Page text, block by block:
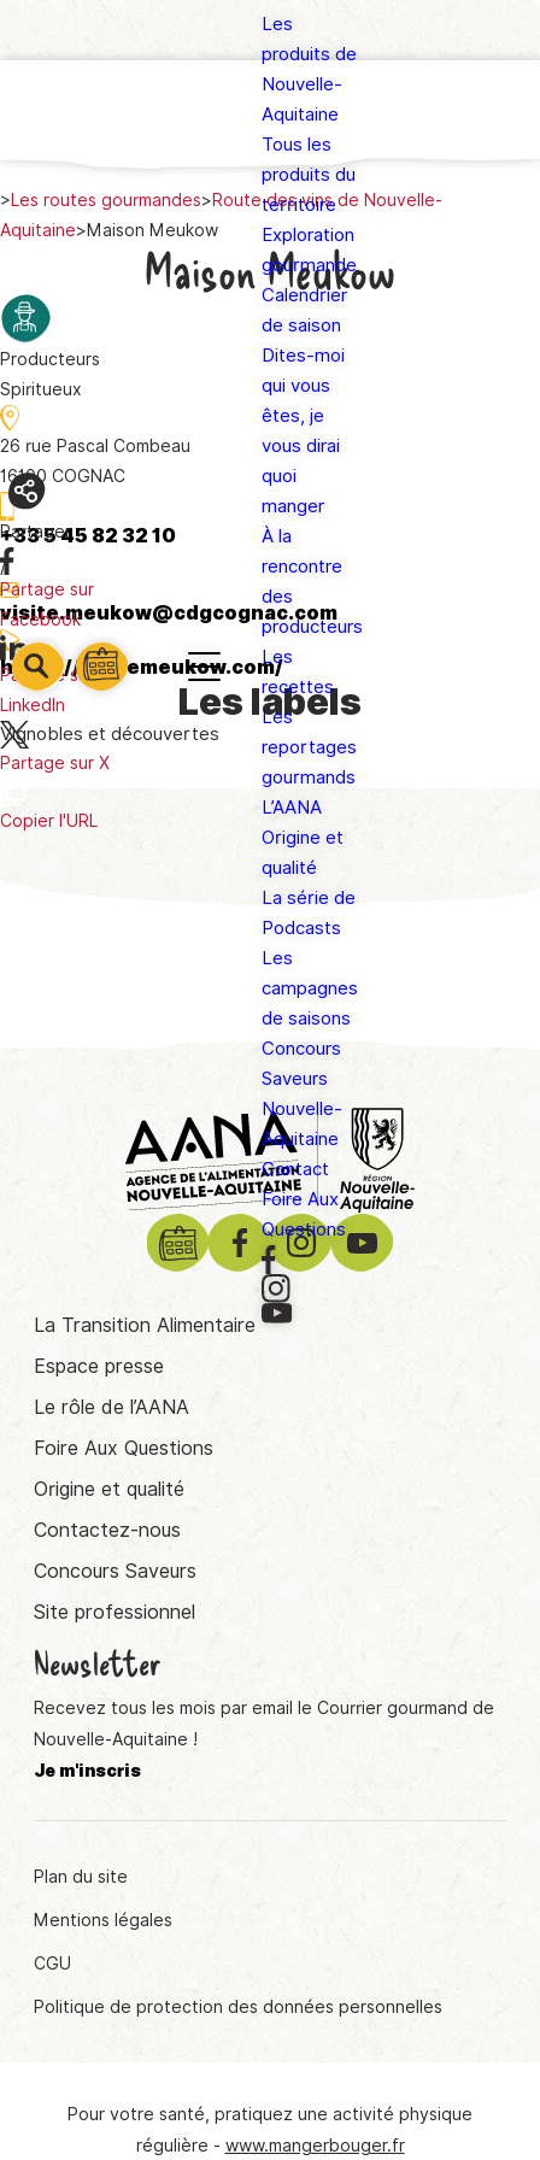
barre
2
barre
Les
produits de
Nouvelle-
Aquitaine
Tous les
produits du
territoire
Exploration
gourmande
Calendrier
de saison
Dites-moi
qui vous
êtes, je
vous dirai
quoi
manger
À la
rencontre
des
producteurs
Les
recettes
Les
reportages
gourmands
L’AANA
Origine et
qualité
La série de
Podcasts
Les
campagnes
de saisons
Concours
Saveurs
Nouvelle-
Aquitaine
Contact
Foire Aux
Questions
>Les routes gourmandes>Route des vins de Nouvelle-
Aquitaine>Maison Meukow
Maison Meukow
Producteurs
Spiritueux
26 rue Pascal Combeau
16100 COGNAC
+33 5 45 82 32 10
/
visite.meukow@cdgcognac.com
https://visitemeukow.com/
Les labels
Vignobles et découvertes
Partager
Partage sur
Facebook
Partage sur
LinkedIn
Partage sur X
Copier l'URL
La Transition Alimentaire
Espace presse
Le rôle de l’AANA
Foire Aux Questions
Origine et qualité
Contactez-nous
Concours Saveurs
Site professionnel
Newsletter
Recevez tous les mois par email le Courrier gourmand de
Nouvelle-Aquitaine !
Je m'inscris
Plan du site
Mentions légales
CGU
Politique de protection des données personnelles
Pour votre santé, pratiquez une activité physique
régulière - www.mangerbouger.fr